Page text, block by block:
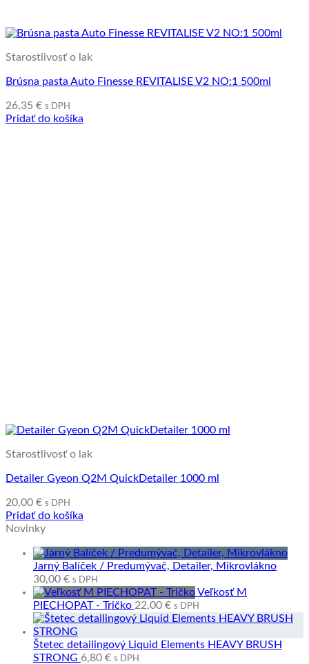
Starostlivosť o lak
Brúsna pasta Auto Finesse REVITALISE V2 NO:1 500ml
26,35 € s DPH
Pridať do košíka
Starostlivosť o lak
Detailer Gyeon Q2M QuickDetailer 1000 ml
20,00 € s DPH
Pridať do košíka
Novinky
Jarný Balíček / Predumývač, Detailer, Mikrovlákno
30,00 € s DPH
Veľkosť M
PIECHOPAT - Tričko 22,00 € s DPH
Štetec detailingový Liquid Elements HEAVY BRUSH
STRONG 6,80 € s DPH